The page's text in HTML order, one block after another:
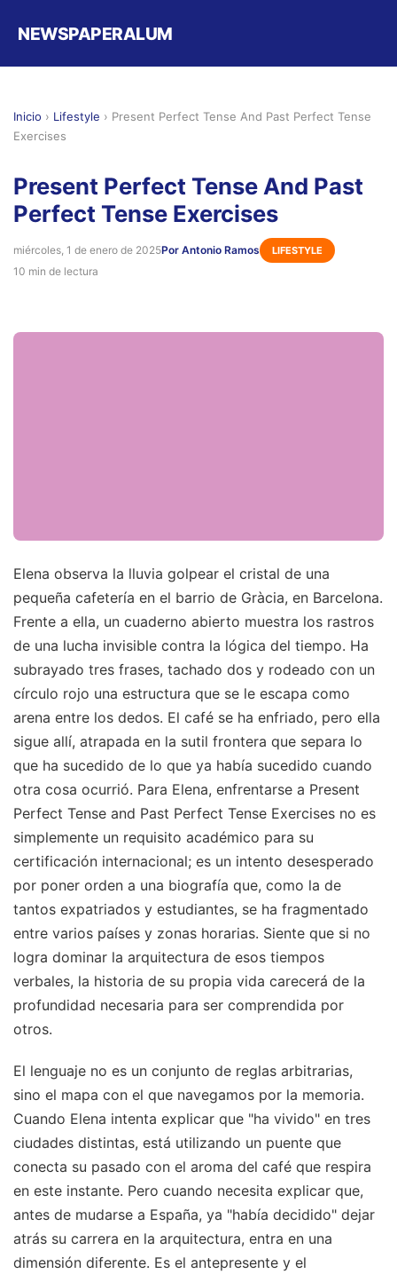
NEWSPAPERALUM
Inicio › Lifestyle › Present Perfect Tense And Past Perfect Tense
Exercises
Present Perfect Tense And Past
Perfect Tense Exercises
miércoles, 1 de enero de 2025Por Antonio Ramos LIFESTYLE
10 min de lectura
Elena observa la lluvia golpear el cristal de una
pequeña cafetería en el barrio de Gràcia, en Barcelona.
Frente a ella, un cuaderno abierto muestra los rastros
de una lucha invisible contra la lógica del tiempo. Ha
subrayado tres frases, tachado dos y rodeado con un
círculo rojo una estructura que se le escapa como
arena entre los dedos. El café se ha enfriado, pero ella
sigue allí, atrapada en la sutil frontera que separa lo
que ha sucedido de lo que ya había sucedido cuando
otra cosa ocurrió. Para Elena, enfrentarse a Present
Perfect Tense and Past Perfect Tense Exercises no es
simplemente un requisito académico para su
certificación internacional; es un intento desesperado
por poner orden a una biografía que, como la de
tantos expatriados y estudiantes, se ha fragmentado
entre varios países y zonas horarias. Siente que si no
logra dominar la arquitectura de esos tiempos
verbales, la historia de su propia vida carecerá de la
profundidad necesaria para ser comprendida por
otros.
El lenguaje no es un conjunto de reglas arbitrarias,
sino el mapa con el que navegamos por la memoria.
Cuando Elena intenta explicar que "ha vivido" en tres
ciudades distintas, está utilizando un puente que
conecta su pasado con el aroma del café que respira
en este instante. Pero cuando necesita explicar que,
antes de mudarse a España, ya "había decidido" dejar
atrás su carrera en la arquitectura, entra en una
dimensión diferente. Es el antepresente y el